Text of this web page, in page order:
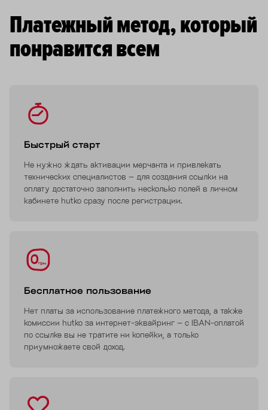
Платежный метод, который
понравится всем
Быстрый старт
Не нужно ждать активации мерчанта и привлекать
технических специалистов – для создания ссылки на
оплату достаточно заполнить несколько полей в личном
кабинете hutko сразу после регистрации.
Бесплатное пользование
Нет платы за использование платежного метода, а также
комиссии hutko за интернет-эквайринг – с IBAN-оплатой
по ссылке вы не тратите ни копейки, а только
приумножаете свой доход.